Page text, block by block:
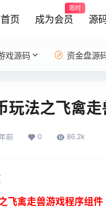
首页 成为会员
限时
源
戏源码 资金盘源
玩法之飞禽
前 0 86.2k
飞禽走兽游戏程序组